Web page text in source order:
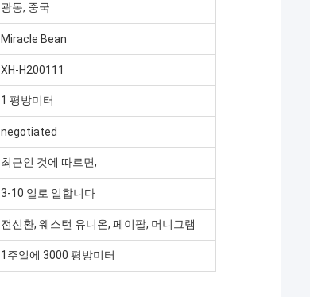
광동, 중국
Miracle Bean
XH-H200111
1 평방미터
negotiated
최근인 것에 따르면,
3-10 일로 일합니다
전신환, 웨스턴 유니온, 페이팔, 머니그램
1주일에 3000 평방미터